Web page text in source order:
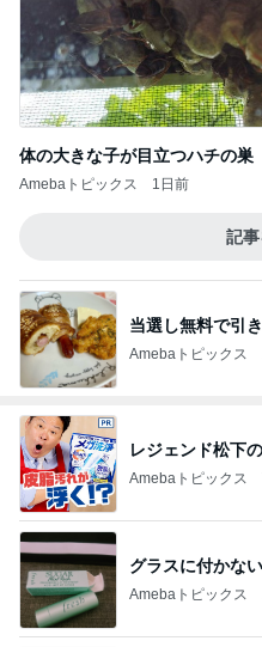
体の大きな子が目立つハチの巣
Amebaトピックス 1日前
記
当選し無料で引
Amebaトピックス
レジェンド松下
Amebaトピックス
グラスに付かな
Amebaトピックス